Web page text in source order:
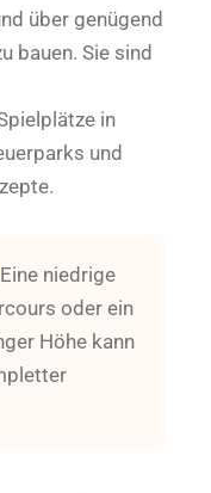
über genügend
bauen. Sie sind
in
und
niedrige
oder ein
Höhe kann